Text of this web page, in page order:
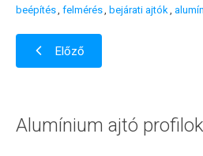
beépítés felmérés bejárati ajtók
Előző
Alumínium ajtó